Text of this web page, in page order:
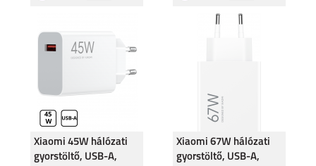
12 4G
XIAOMI REDMI NOTE
12 PRO
Xiaomi 45W hálózati
gyorstöltő, USB-A,
Xiaomi 67W hálózati
gyorstöltő, USB-A,